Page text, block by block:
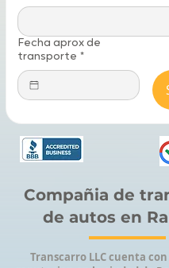
Fecha aprox de
transporte *
Compañia de
de autos en
Transcarro LLC cuenta